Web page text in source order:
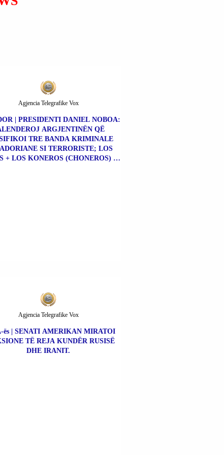
MBI VEPRIMTARINË E TË
| PRESIDENTI DANIEL NOBOA:
ARGJENTINËN QË
TRE BANDA KRIMINALE
SI TERRORISTE; LOS
+ LOS KONEROS (CHONEROS) +
Agjencia Telegrafike Vox
ës | SENATI AMERIKAN MIRATOI
TË REJA KUNDËR RUSISË
DHE IRANIT.
Agjencia Telegrafike Vox